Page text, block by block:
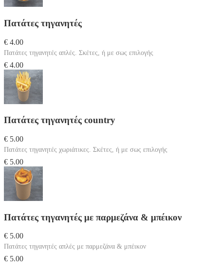
Πατάτες τηγανητές
€ 4.00
Πατάτες τηγανητές απλές. Σκέτες, ή με σως επιλογής
€ 4.00
Πατάτες τηγανητές country
€ 5.00
Πατάτες τηγανητές χωριάτικες. Σκέτες, ή με σως επιλογής
€ 5.00
Πατάτες τηγανητές με παρμεζάνα & μπέικον
€ 5.00
Πατάτες τηγανητές απλές με παρμεζάνα & μπέικον
€ 5.00